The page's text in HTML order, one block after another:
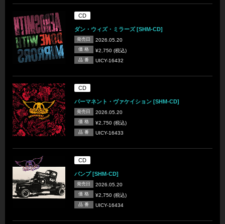
CD
ダン・ウィズ・ミラーズ [SHM-CD]
発売日 2026.05.20
価 格 ¥2,750 (税込)
品 番 UICY-16432
CD
パーマネント・ヴァケイション [SHM-CD]
発売日 2026.05.20
価 格 ¥2,750 (税込)
品 番 UICY-16433
CD
パンプ [SHM-CD]
発売日 2026.05.20
価 格 ¥2,750 (税込)
品 番 UICY-16434